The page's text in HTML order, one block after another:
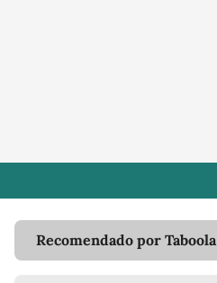
Recomendado por Taboola